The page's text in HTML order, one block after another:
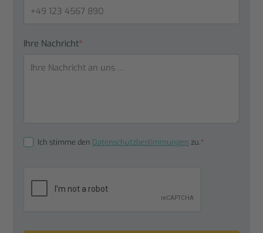
Ihre Nachricht*
Ich stimme den Datenschutzbestimmungen zu.*